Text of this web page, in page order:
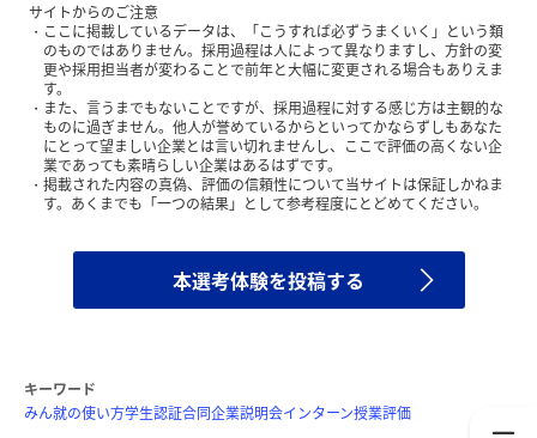
サイトからのご注意
ここに掲載しているデータは、「こうすれば必ずうまくいく」という類
のものではありません。採用過程は人によって異なりますし、方針の変
更や採用担当者が変わることで前年と大幅に変更される場合もありえま
す。
また、言うまでもないことですが、採用過程に対する感じ方は主観的な
ものに過ぎません。他人が誉めているからといってかならずしもあなた
にとって望ましい企業とは言い切れませんし、ここで評価の高くない企
業であっても素晴らしい企業はあるはずです。
掲載された内容の真偽、評価の信頼性について当サイトは保証しかねま
す。あくまでも「一つの結果」として参考程度にとどめてください。
本選考体験を投稿する
キーワード
みん就の使い方学生認証合同企業説明会インターン授業評価